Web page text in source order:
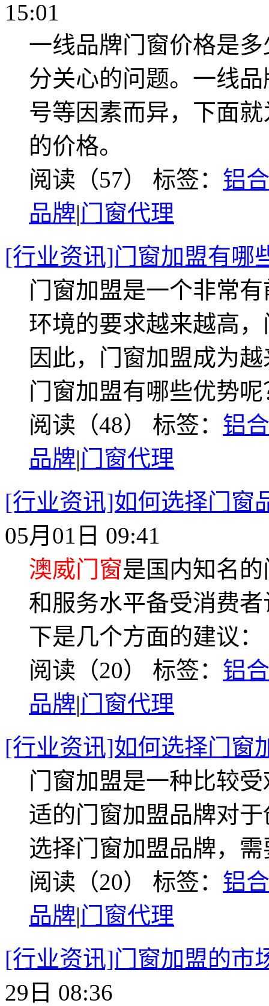
15:01
一线品牌门窗价格是
分关心的问题。一线
号等因素而异，下面
的价格。
阅读（57） 标签： 铝
品牌|门窗代理
[行业资讯]门窗加盟有哪
门窗加盟是一个非常
环境的要求越来越高
因此，门窗加盟成为
门窗加盟有哪些优势呢
阅读（48） 标签： 铝
品牌|门窗代理
[行业资讯]如何选择门窗
05月01日 09:41
澳威门窗是国内知名
和服务水平备受消费
下是几个方面的建议：
阅读（20） 标签： 铝
品牌|门窗代理
[行业资讯]如何选择门窗
门窗加盟是一种比较
适的门窗加盟品牌对
选择门窗加盟品牌，
阅读（20） 标签： 铝
品牌|门窗代理
[行业资讯]门窗加盟的市
29日 08:36